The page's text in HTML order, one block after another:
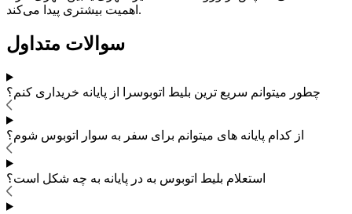
اهمیت بیشتری پیدا می‌کند.
سوالات متداول
چطور میتوانم سریع ترین بلیط اتوبوسرا از پایانه خریداری کنم؟
از کدام پایانه های میتوانم برای سفر به سوار اتوبوس شوم؟
استعلام بلیط اتوبوس به در پایانه به چه شکل است؟